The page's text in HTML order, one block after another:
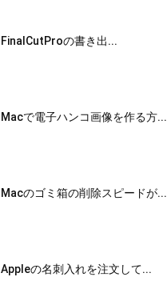
FinalCutProの書き出...
Macで電子ハンコ画像を作る方...
Macのゴミ箱の削除スピードが...
Appleの名刺入れを注文して...